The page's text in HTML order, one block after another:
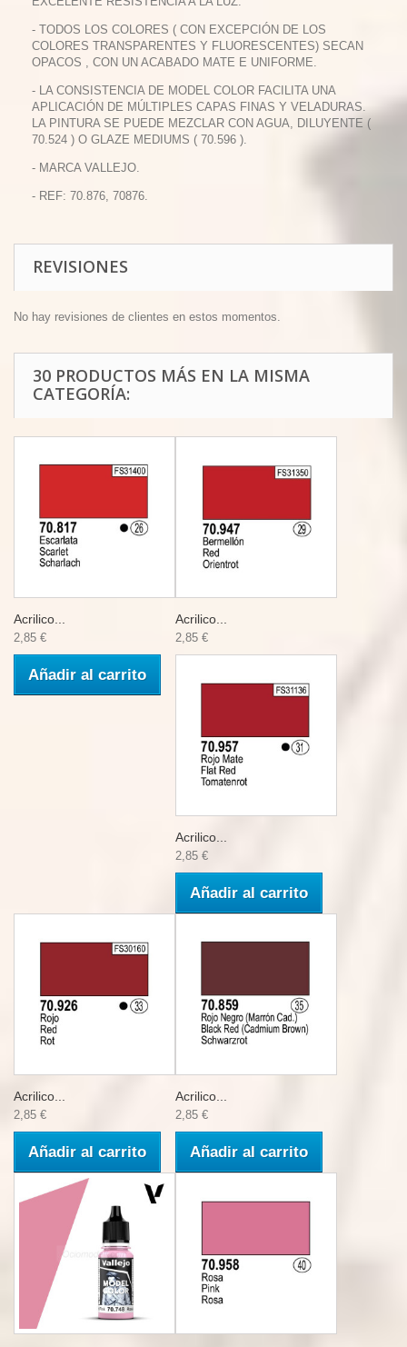
- TODOS LOS COLORES ( CON EXCEPCIÓN DE LOS
COLORES TRANSPARENTES Y FLUORESCENTES) SECAN
OPACOS , CON UN ACABADO MATE E UNIFORME.
- LA CONSISTENCIA DE MODEL COLOR FACILITA UNA
APLICACIÓN DE MÚLTIPLES CAPAS FINAS Y VELADURAS.
LA PINTURA SE PUEDE MEZCLAR CON AGUA, DILUYENTE (
70.524 ) O GLAZE MEDIUMS ( 70.596 ).
- MARCA VALLEJO.
- REF: 70.876, 70876.
REVISIONES
No hay revisiones de clientes en estos momentos.
30 PRODUCTOS MÁS EN LA MISMA
CATEGORÍA:
Acrilico...
2,85 €
Añadir al carrito
Acrilico...
2,85 €
Acrilico...
2,85 €
Añadir al carrito
Acrilico...
2,85 €
Añadir al carrito
Acrilico...
2,85 €
Añadir al carrito